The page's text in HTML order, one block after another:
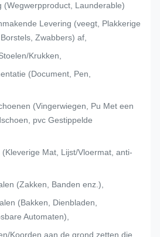
(Wegwerpproduct, Launderable)
Levering (veegt, Plakkerige
Zwabbers) af,
Krukken,
(Document, Pen,
(Vingerwiegen, Pu Met een
pvc Gestippelde
Mat, Lijst/Vloermat, anti-
(Zakken, Banden enz.),
(Bakken, Dienbladen,
Automaten),
Koorden aan de grond zetten die.